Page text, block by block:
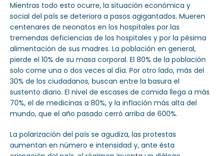
Mientras todo esto ocurre, la situación económica y
social del país se deteriora a pasos agigantados. Mueren
centenares de neonatos en los hospitales por las
tremendas deficiencias de los hospitales y por la pésima
alimentación de sus madres. La población en general,
pierde el 10% de su masa corporal. El 80% de la población
solo come una o dos veces al día. Por otro lado, más del
30% de los ciudadanos, buscan entre la basura el
sustento diario. El nivel de escases de comida llega a más
70%, el de medicinas a 80%, y la inflación más alta del
mundo, que el año pasado cerró arriba de 600%.
La polarización del país se agudiza, las protestas
aumentan en número e intensidad y, ante ésta